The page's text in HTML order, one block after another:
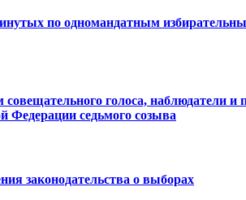
по одномандатным
голоса, наблюдатели
Федерации седьмого созыва
законодательства о выборах